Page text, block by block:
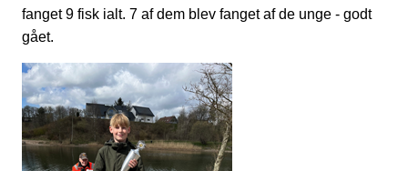
fanget 9 fisk ialt. 7 af dem blev fanget af de unge - godt
gået.